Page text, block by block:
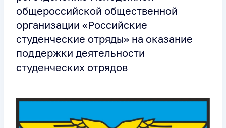
общероссийской общественной
организации «Российские
студенческие отряды» на оказание
поддержки деятельности
студенческих отрядов